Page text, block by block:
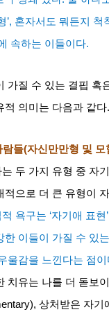
’, 혼자서도 뭐든지 척
속하는 이들이다.
가질 수 있는 결핍 혹
적 의미는 다음과 같다.
람들(자신만만형 및 모
두 가지 유형 중 자
적으로 더 큰 유형이
욕구는 ‘자기애 표현’
한 이들이 가질 수 있
울감을 느낀다는 점이
치유는 나를 더 돋보
상처받은 자기